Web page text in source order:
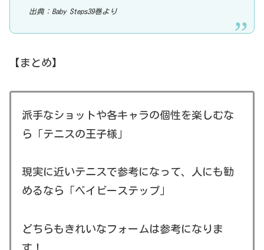
出典：Baby Steps39巻より
【まとめ】
派手なショットや各キャラの個性を楽しむな
ら「テニスの王子様」
現実に近いテニスで参考になって、人にも勧
めるなら「ベイビーステップ」
どちらもきれいなフォームは参考になりま
す！